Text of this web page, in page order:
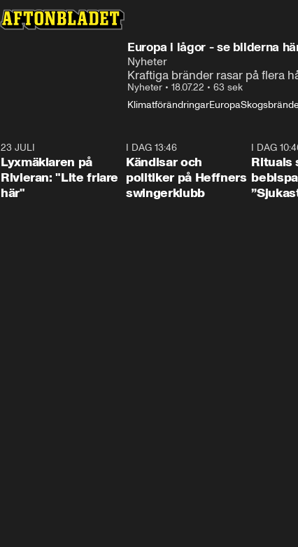
Europa i lågor - se bilderna
Nyheter
Kraftiga bränder rasar på flera
Nyheter • 18.07.22 • 63 sek
KlimatförändringarEuropa
23 JULI
Lyxmäklaren på
Rivieran: "Lite friare
här"
I DAG 13:46
Kändisar och
politiker på Heffners
swingerklubb
I DAG
Rituals